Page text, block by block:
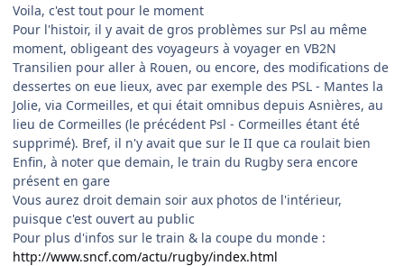
Voila, c'est tout pour le moment
Pour l'histoir, il y avait de gros problèmes sur Psl au même
moment, obligeant des voyageurs à voyager en VB2N
Transilien pour aller à Rouen, ou encore, des modifications de
dessertes on eue lieux, avec par exemple des PSL - Mantes la
Jolie, via Cormeilles, et qui était omnibus depuis Asnières, au
lieu de Cormeilles (le précédent Psl - Cormeilles étant été
supprimé). Bref, il n'y avait que sur le II que ca roulait bien
Enfin, à noter que demain, le train du Rugby sera encore
présent en gare
Vous aurez droit demain soir aux photos de l'intérieur,
puisque c'est ouvert au public
Pour plus d'infos sur le train & la coupe du monde :
http://www.sncf.com/actu/rugby/index.html